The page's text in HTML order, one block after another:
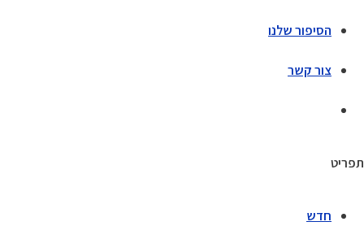
הסיפור שלנו
צור קשר
תפריט
חדש